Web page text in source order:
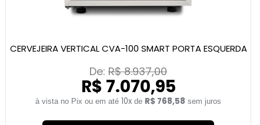
CERVEJEIRA VERTICAL CVA-100 SMART PORTA ESQUERDA
De: R$ 8.937,00
R$ 7.070,95
10x de R$ 768,58 sem juros